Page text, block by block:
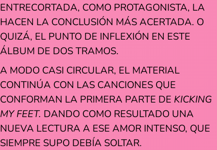
ENTRECORTADA, COMO PROTAGONISTA, LA
HACEN LA CONCLUSIÓN MÁS ACERTADA. O
QUIZÁ, EL PUNTO DE INFLEXIÓN EN ESTE
ÁLBUM DE DOS TRAMOS.
A MODO CASI CIRCULAR, EL MATERIAL
CONTINÚA CON LAS CANCIONES QUE
CONFORMAN LA PRIMERA PARTE DE KICKING
MY FEET. DANDO COMO RESULTADO UNA
NUEVA LECTURA A ESE AMOR INTENSO, QUE
SIEMPRE SUPO DEBÍA SOLTAR.